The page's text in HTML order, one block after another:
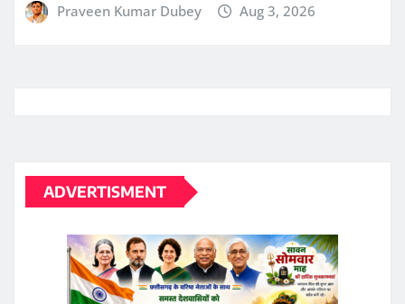
Praveen Kumar Dubey Aug 3, 2026
ADVERTISMENT